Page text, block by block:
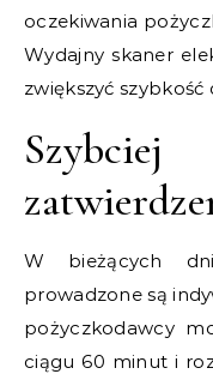
oczekiwania
Wydajny skaner
zwiększyć szybkość
W bieżących
prowadzone są
pożyczkodawcy
ciągu 60 minut i